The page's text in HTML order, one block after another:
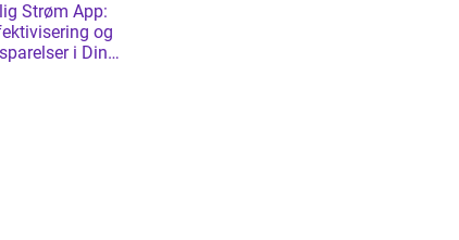
Strøm App:
og
i Din